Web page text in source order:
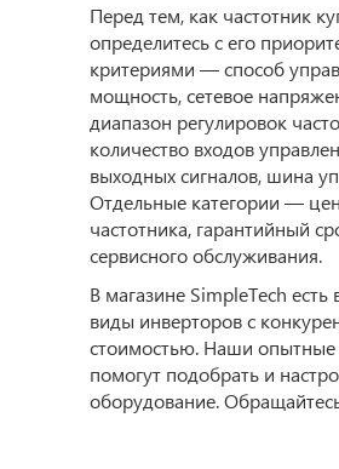
Перед тем, как частотник
определитесь с его
критериями — способ
мощность, сетевое
диапазон регулировок
количество входов
выходных сигналов, шина
Отдельные категории —
частотника, гарантийный
сервисного обслуживания.
В магазине SimpleTech есть
виды инверторов с
стоимостью. Наши опытные
помогут подобрать и
оборудование.